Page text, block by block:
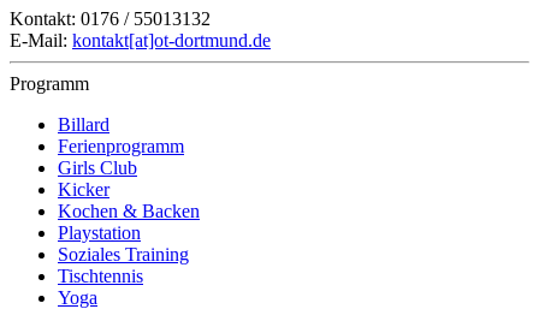
Kontakt: 0176 / 55013132
E-Mail: kontakt[at]ot-dortmund.de
Programm
Billard
Ferienprogramm
Girls Club
Kicker
Kochen & Backen
Playstation
Soziales Training
Tischtennis
Yoga